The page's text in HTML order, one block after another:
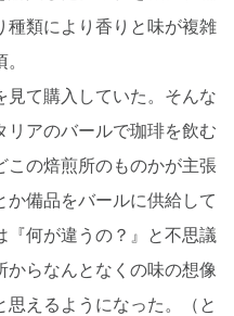
種類により香りと味が複雑
見て購入していた。そんな
リアのバールで珈琲を飲む
この焙煎所のものかが主張
か備品をバールに供給して
『何が違うの？』と不思議
からなんとなくの味の想像
えるようになった。（と